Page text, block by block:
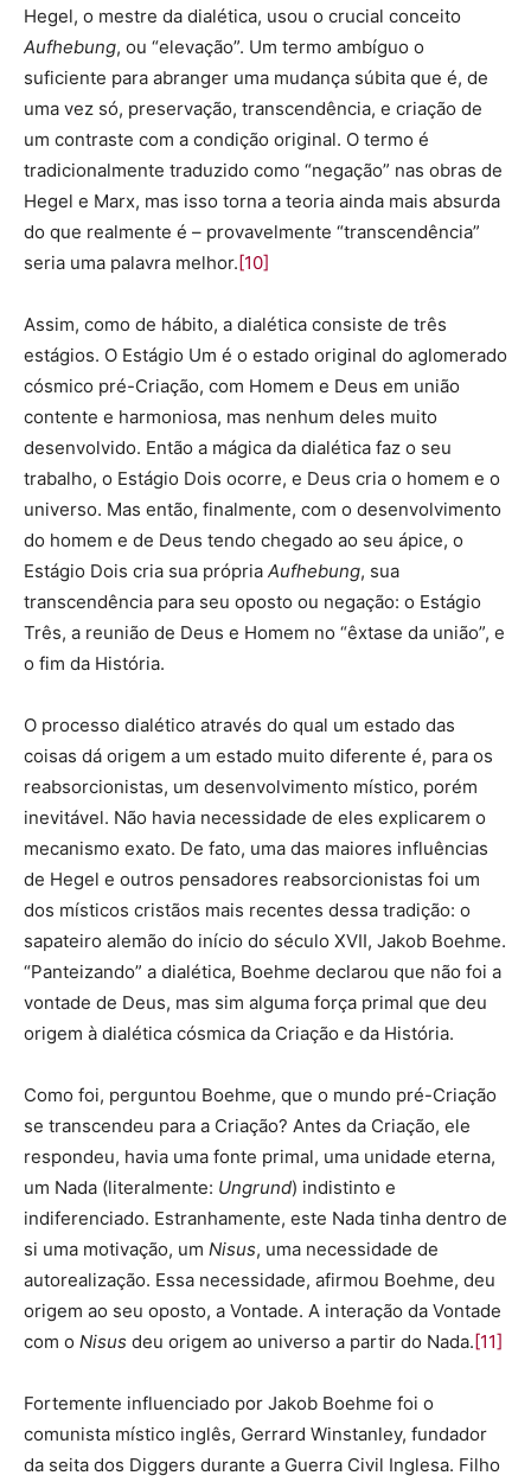
Hegel, o mestre da dialética, usou o crucial conceito
Aufhebung, ou “elevação”. Um termo ambíguo o
suficiente para abranger uma mudança súbita que é, de
uma vez só, preservação, transcendência, e criação de
um contraste com a condição original. O termo é
tradicionalmente traduzido como “negação” nas obras de
Hegel e Marx, mas isso torna a teoria ainda mais absurda
do que realmente é – provavelmente “transcendência”
seria uma palavra melhor.[10]
Assim, como de hábito, a dialética consiste de três
estágios. O Estágio Um é o estado original do aglomerado
cósmico pré-Criação, com Homem e Deus em união
contente e harmoniosa, mas nenhum deles muito
desenvolvido. Então a mágica da dialética faz o seu
trabalho, o Estágio Dois ocorre, e Deus cria o homem e o
universo. Mas então, finalmente, com o desenvolvimento
do homem e de Deus tendo chegado ao seu ápice, o
Estágio Dois cria sua própria Aufhebung, sua
transcendência para seu oposto ou negação: o Estágio
Três, a reunião de Deus e Homem no “êxtase da união”, e
o fim da História.
O processo dialético através do qual um estado das
coisas dá origem a um estado muito diferente é, para os
reabsorcionistas, um desenvolvimento místico, porém
inevitável. Não havia necessidade de eles explicarem o
mecanismo exato. De fato, uma das maiores influências
de Hegel e outros pensadores reabsorcionistas foi um
dos místicos cristãos mais recentes dessa tradição: o
sapateiro alemão do início do século XVII, Jakob Boehme.
“Panteizando” a dialética, Boehme declarou que não foi a
vontade de Deus, mas sim alguma força primal que deu
origem à dialética cósmica da Criação e da História.
Como foi, perguntou Boehme, que o mundo pré-Criação
se transcendeu para a Criação? Antes da Criação, ele
respondeu, havia uma fonte primal, uma unidade eterna,
um Nada (literalmente: Ungrund) indistinto e
indiferenciado. Estranhamente, este Nada tinha dentro de
si uma motivação, um Nisus, uma necessidade de
autorealização. Essa necessidade, afirmou Boehme, deu
origem ao seu oposto, a Vontade. A interação da Vontade
com o Nisus deu origem ao universo a partir do Nada.[11]
Fortemente influenciado por Jakob Boehme foi o
comunista místico inglês, Gerrard Winstanley, fundador
da seita dos Diggers durante a Guerra Civil Inglesa. Filho